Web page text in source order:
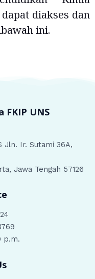
diakses dan
ini.
FKIP UNS
Jln. Ir. Sutami 36A,
Jawa Tengah 57126
p.m.